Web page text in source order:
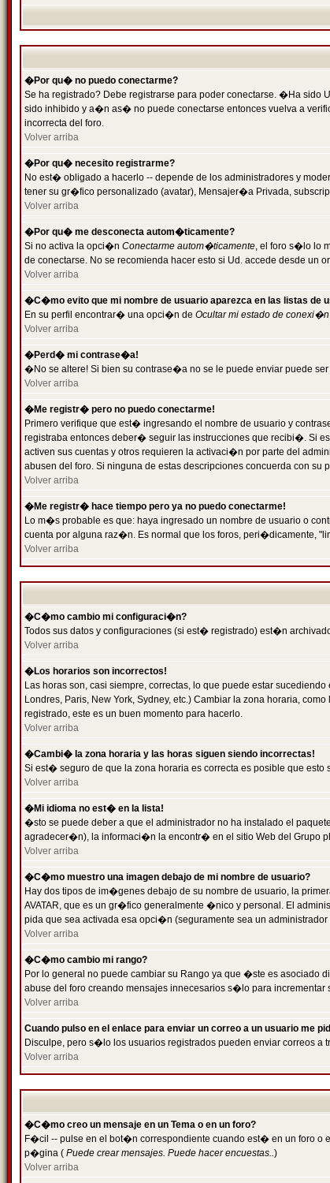
�Por qu� no puedo conectarme?
Se ha registrado? Debe registrarse para poder conectarse. �Ha
sido inhibido y a�n as� no puede conectarse entonces vuelva a
incorrecta del foro.
Volver arriba
�Por qu� necesito registrarme?
No est� obligado a hacerlo -- depende de los administradores y
tener su gr�fico personalizado (avatar), Mensajer�a Privada,
Volver arriba
�Por qu� me desconecta autom�ticamente?
Si no activa la opci�n Conectarme autom�ticamente, el foro s�lo lo
de conectarse. No se recomienda hacer esto si Ud. accede desde un
Volver arriba
�C�mo evito que mi nombre de usuario aparezca en las listas de
En su perfil encontrar� una opci�n de Ocultar mi estado de conexi�n
Volver arriba
�Perd� mi contrase�a!
�No se altere! Si bien su contrase�a no se le puede enviar puede
Volver arriba
�Me registr� pero no puedo conectarme!
Primero verifique que est� ingresando el nombre de usuario y
registraba entonces deber� seguir las instrucciones que recibi�. Si
activen sus cuentas y otros requieren la activaci�n por parte del
abusen del foro. Si ninguna de estas descripciones concuerda con su
Volver arriba
�Me registr� hace tiempo pero ya no puedo conectarme!
Lo m�s probable es que: haya ingresado un nombre de usuario o
cuenta por alguna raz�n. Es normal que los foros, peri�dicamente,
Volver arriba
�C�mo cambio mi configuraci�n?
Todos sus datos y configuraciones (si est� registrado) est�n
Volver arriba
�Los horarios son incorrectos!
Las horas son, casi siempre, correctas, lo que puede estar
Londres, Paris, New York, Sydney, etc.) Cambiar la zona horaria,
registrado, este es un buen momento para hacerlo.
Volver arriba
�Cambi� la zona horaria y las horas siguen siendo incorrectas!
Si est� seguro de que la zona horaria es correcta es posible que
Volver arriba
�Mi idioma no est� en la lista!
�sto se puede deber a que el administrador no ha instalado el
agradecer�n), la informaci�n la encontr� en el sitio Web del Grupo
Volver arriba
�C�mo muestro una imagen debajo de mi nombre de usuario?
Hay dos tipos de im�genes debajo de su nombre de usuario, la
AVATAR, que es un gr�fico generalmente �nico y personal. El
pida que sea activada esa opci�n (seguramente sea un administrador
Volver arriba
�C�mo cambio mi rango?
Por lo general no puede cambiar su Rango ya que �ste es asociado
abuse del foro creando mensajes innecesarios s�lo para
Volver arriba
Cuando pulso en el enlace para enviar un correo a un usuario me
Disculpe, pero s�lo los usuarios registrados pueden enviar correos
Volver arriba
�C�mo creo un mensaje en un Tema o en un foro?
F�cil -- pulse en el bot�n correspondiente cuando est� en un foro o
p�gina ( Puede crear mensajes. Puede hacer encuestas..)
Volver arriba